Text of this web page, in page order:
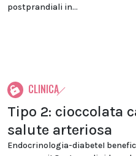
postprandiali in...
CLINICA
Tipo 2: cioccolata
salute arteriosa
Endocrinologia-diabeteI